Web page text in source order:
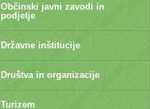
Občinski javni zavodi in
podjetje
Državne inštitucije
Društva in organizacije
Turizem